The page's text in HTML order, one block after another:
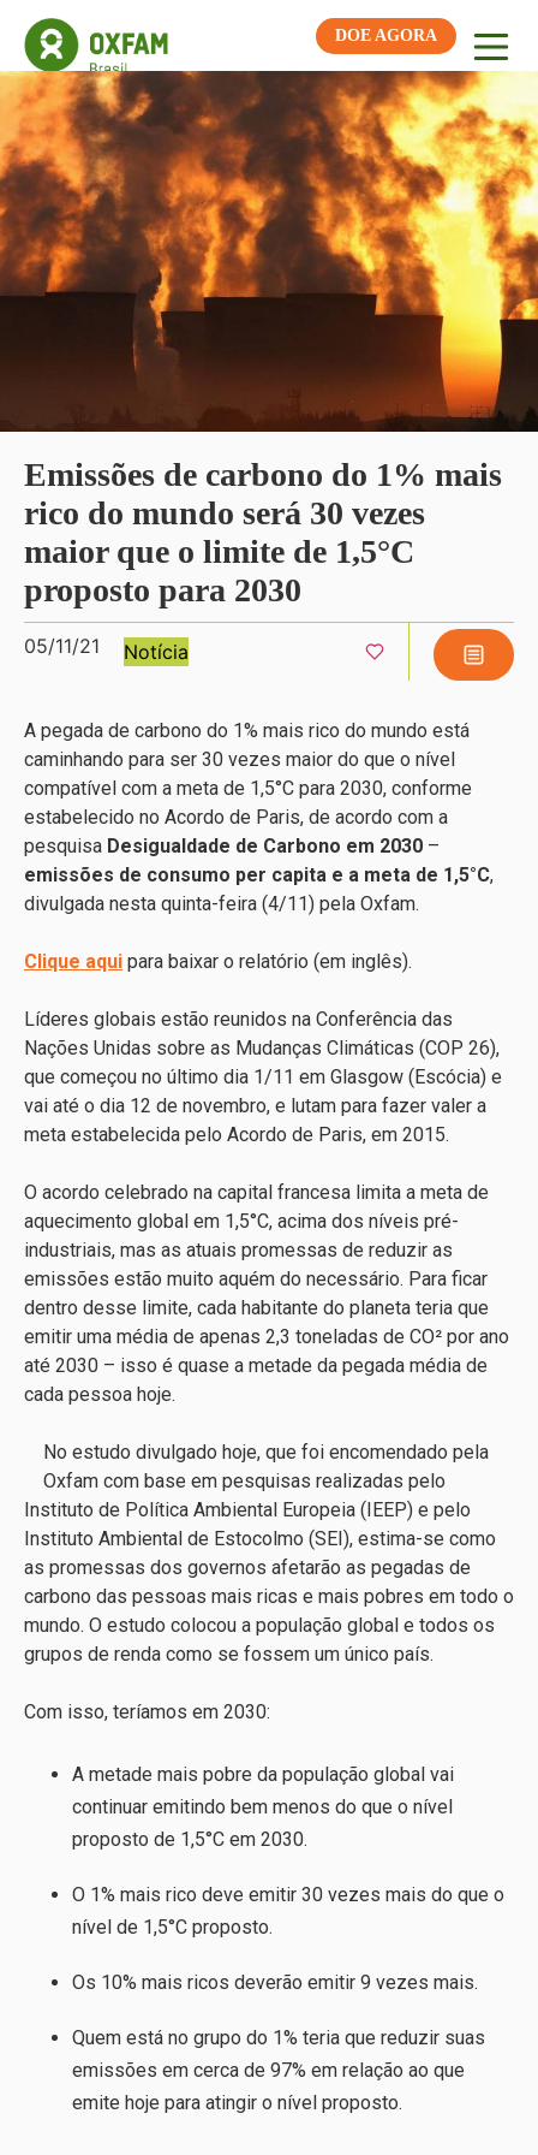
DOE AGORA
Emissões de carbono do 1% mais
rico do mundo será 30 vezes
maior que o limite de 1,5°C
proposto para 2030
05/11/21 Notícia
A pegada de carbono do 1% mais rico do mundo está
caminhando para ser 30 vezes maior do que o nível
compatível com a meta de 1,5°C para 2030, conforme
estabelecido no Acordo de Paris, de acordo com a
pesquisa Desigualdade de Carbono em 2030 –
emissões de consumo per capita e a meta de 1,5°C,
divulgada nesta quinta-feira (4/11) pela Oxfam.
Clique aqui para baixar o relatório (em inglês).
Líderes globais estão reunidos na Conferência das
Nações Unidas sobre as Mudanças Climáticas (COP 26),
que começou no último dia 1/11 em Glasgow (Escócia) e
vai até o dia 12 de novembro, e lutam para fazer valer a
meta estabelecida pelo Acordo de Paris, em 2015.
O acordo celebrado na capital francesa limita a meta de
aquecimento global em 1,5°C, acima dos níveis pré-
industriais, mas as atuais promessas de reduzir as
emissões estão muito aquém do necessário. Para ficar
dentro desse limite, cada habitante do planeta teria que
emitir uma média de apenas 2,3 toneladas de CO² por ano
até 2030 – isso é quase a metade da pegada média de
cada pessoa hoje.
No estudo divulgado hoje, que foi encomendado pela
Oxfam com base em pesquisas realizadas pelo
Instituto de Política Ambiental Europeia (IEEP) e pelo
Instituto Ambiental de Estocolmo (SEI), estima-se como
as promessas dos governos afetarão as pegadas de
carbono das pessoas mais ricas e mais pobres em todo o
mundo. O estudo colocou a população global e todos os
grupos de renda como se fossem um único país.
Com isso, teríamos em 2030:
A metade mais pobre da população global vai
continuar emitindo bem menos do que o nível
proposto de 1,5°C em 2030.
O 1% mais rico deve emitir 30 vezes mais do que o
nível de 1,5°C proposto.
Os 10% mais ricos deverão emitir 9 vezes mais.
Quem está no grupo do 1% teria que reduzir suas
emissões em cerca de 97% em relação ao que
emite hoje para atingir o nível proposto.